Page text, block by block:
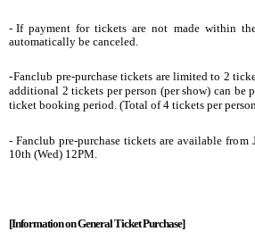
-If payment for tickets are not made within
automatically be canceled.
-Fanclub pre-purchase tickets are limited to 2
additional 2 tickets per person (per show) can be
ticket booking period. (Total of 4 tickets per
- Fanclub pre-purchase tickets are available
10th (Wed) 12PM.
[Information on General Ticket Purchase]